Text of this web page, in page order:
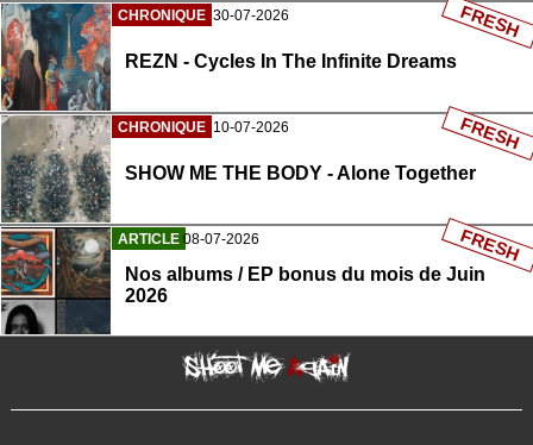
CHRONIQUE 30-07-2026
REZN - Cycles In The Infinite Dreams
FRESH
CHRONIQUE 10-07-2026
SHOW ME THE BODY - Alone Together
FRESH
ARTICLE 08-07-2026
Nos albums / EP bonus du mois de Juin
2026
FRESH